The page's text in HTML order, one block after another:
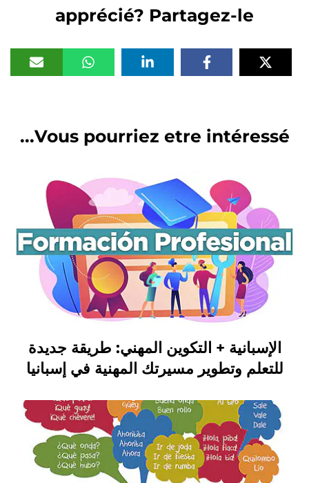
apprécié? Partagez-le
Vous pourriez etre intéressé...
الإسبانية + التكوين المهني: طريقة جديدة
للتعلم وتطوير مسيرتك المهنية في إسبانيا